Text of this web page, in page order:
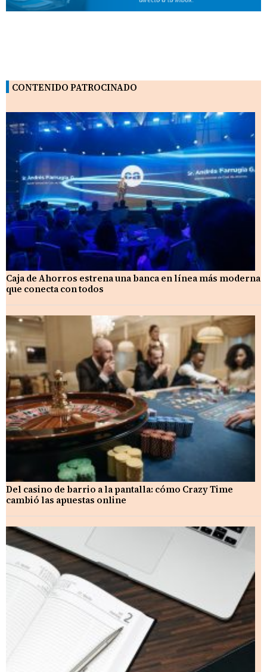
CONTENIDO PATROCINADO
Caja de Ahorros estrena una banca en línea más moderna
que conecta con todos
Del casino de barrio a la pantalla: cómo Crazy Time
cambió las apuestas online